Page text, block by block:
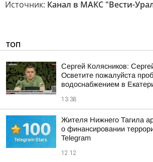
Источник: Канал в МАКС "Вести-
ТОП
Сергей Колясников:
Осветите пожалуйста
водоснабжением в
13:38
Жителя Нижнего Тагила
о финансировании
Telegram
12:12